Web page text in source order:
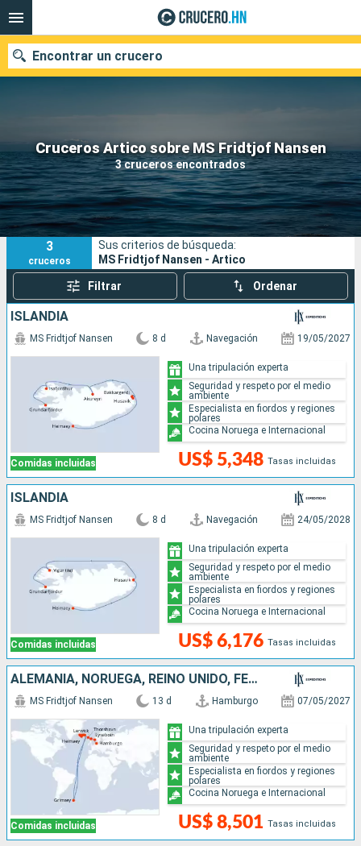
Cruceros Artico sobre MS Fridtjof Nansen
3 cruceros encontrados
Encontrar un crucero
Nuestros destinos
Fecha de salida
Puertos Compañías
Buscar
3
cruceros
Sus criterios de búsqueda:
MS Fridtjof Nansen - Artico
Filtrar Ordenar
ISLANDIA
Comidas incluidas
MS Fridtjof Nansen 8 d Navegación 19/05/2027
US$ 5,348 Tasas incluidas
Una tripulación experta
Seguridad y respeto por el medio
ambiente
Especialista en fiordos y regiones
polares
Cocina Noruega e Internacional
ISLANDIA
Comidas incluidas
MS Fridtjof Nansen 8 d Navegación 24/05/2028
US$ 6,176 Tasas incluidas
Una tripulación experta
Seguridad y respeto por el medio
ambiente
Especialista en fiordos y regiones
polares
Cocina Noruega e Internacional
ALEMANIA, NORUEGA, REINO UNIDO, FÉROES (ISLAS), ISLANDIA
Comidas incluidas
MS Fridtjof Nansen 13 d Hamburgo 07/05/2027
US$ 8,501 Tasas incluidas
Una tripulación experta
Seguridad y respeto por el medio
ambiente
Especialista en fiordos y regiones
polares
Cocina Noruega e Internacional